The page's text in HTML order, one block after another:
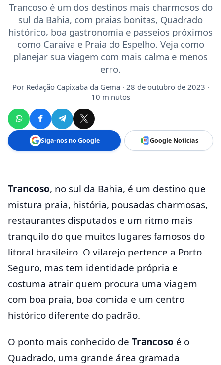
Trancoso é um dos destinos mais charmosos do
sul da Bahia, com praias bonitas, Quadrado
histórico, boa gastronomia e passeios próximos
como Caraíva e Praia do Espelho. Veja como
planejar sua viagem com mais calma e menos
erro.
Por Redação Capixaba da Gema· 28 de outubro de 2023 ·
10 minutos
Siga-nos no Google Google Notícias
Trancoso, no sul da Bahia, é um destino que
mistura praia, história, pousadas charmosas,
restaurantes disputados e um ritmo mais
tranquilo do que muitos lugares famosos do
litoral brasileiro. O vilarejo pertence a Porto
Seguro, mas tem identidade própria e
costuma atrair quem procura uma viagem
com boa praia, boa comida e um centro
histórico diferente do padrão.
O ponto mais conhecido de Trancoso é o
Quadrado, uma grande área gramada